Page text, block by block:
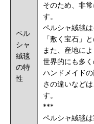
ペル
シャ
絨毯
の特
性
そのため、非
す。
ペルシャ絨毯
「敷く宝石」
また、産地に
世界的にも多
ハンドメイド
さの違いなど
す。
***
ペルシャ絨毯